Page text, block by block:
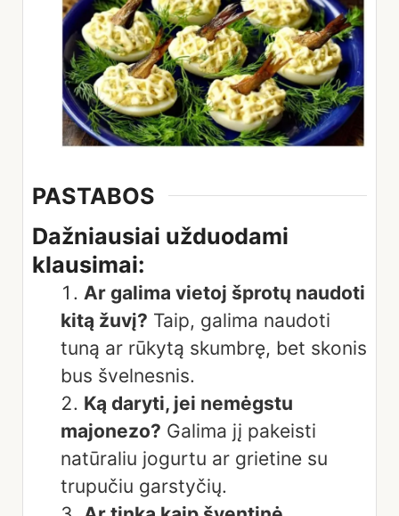
PASTABOS
Dažniausiai užduodami
klausimai:
Ar galima vietoj šprotų naudoti
kitą žuvį? Taip, galima naudoti
tuną ar rūkytą skumbrę, bet skonis
bus švelnesnis.
Ką daryti, jei nemėgstu
majonezo? Galima jį pakeisti
natūraliu jogurtu ar grietine su
trupučiu garstyčių.